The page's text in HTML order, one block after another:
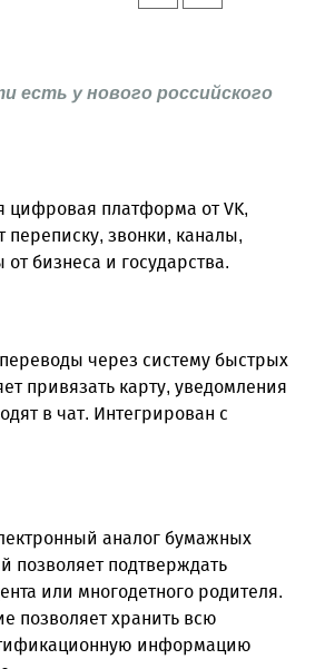
есть у нового российского
цифровая платформа от VK,
переписку, звонки, каналы,
бизнеса и государства.
через систему быстрых
привязать карту, уведомления
в чат. Интегрирован с
аналог бумажных
позволяет подтверждать
или многодетного родителя.
позволяет хранить всю
информацию